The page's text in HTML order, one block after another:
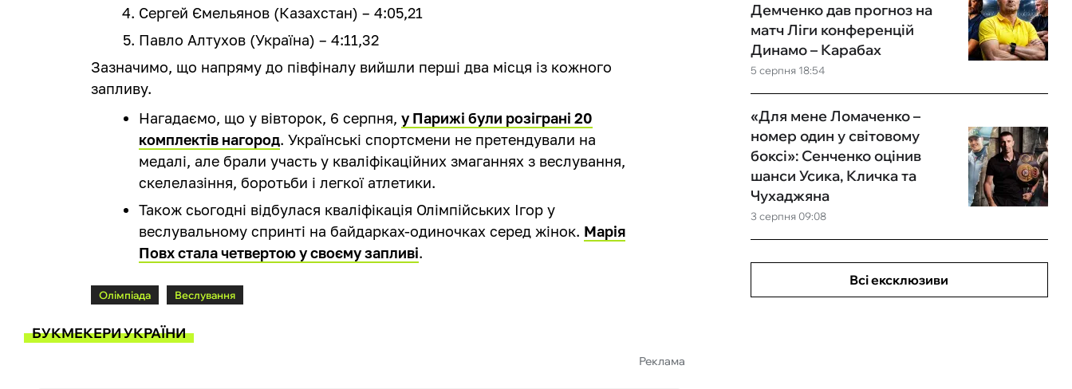
Сергей Ємельянов (Казахстан) – 4:05,21
Павло Алтухов (Україна) – 4:11,32
Зазначимо, що напряму до півфіналу вийшли перші два місця із кожного
запливу.
Нагадаємо, що у вівторок, 6 серпня,у Парижі були розіграні 20
комплектів нагород. Українські спортсмени не претендували на
медалі, але брали участь у кваліфікаційних змаганнях з веслування,
скелелазіння, боротьби і легкої атлетики.
Також сьогодні відбулася кваліфікація Олімпійських Ігор у
веслувальному спринті на байдарках-одиночках серед жінок. Марія
Повх стала четвертою у своєму запливі.
Олімпіада Веслування
БУКМЕКЕРИ УКРАЇНИ
Реклама
5 серпня 18:54
Демченко дав прогноз на
матч Ліги конференцій
Динамо – Карабах
3 серпня 09:08
«Для мене Ломаченко –
номер один у світовому
боксі»: Сенченко оцінив
шанси Усика, Кличка та
Чухаджяна
Всі ексклюзиви